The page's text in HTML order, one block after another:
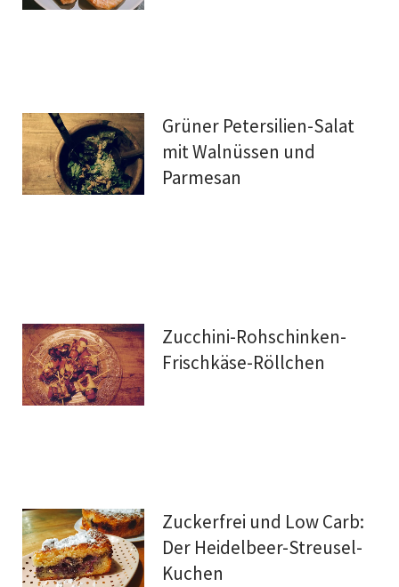
Grüner Petersilien-Salat
mit Walnüssen und
Parmesan
Zucchini-Rohschinken-
Frischkäse-Röllchen
Zuckerfrei und Low Carb:
Der Heidelbeer-Streusel-
Kuchen